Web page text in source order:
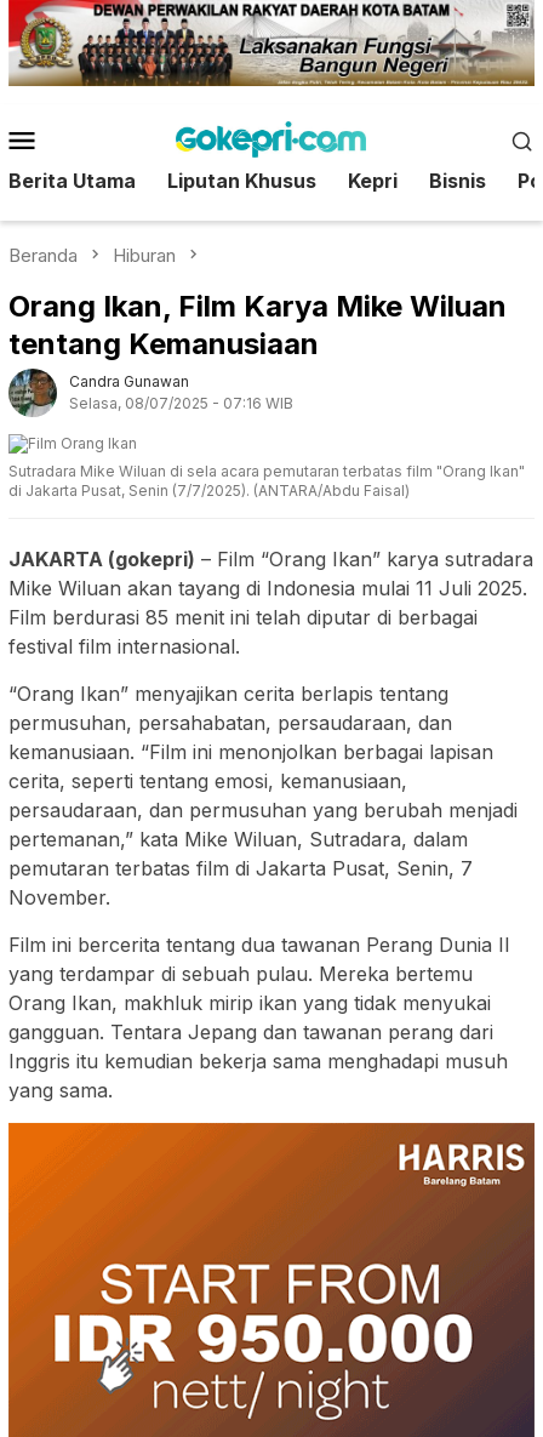
Loncat
ke
konten
Mobile
Berita Utama Liputan Khusus Kepri Bisnis
Beranda Hiburan
Orang Ikan, Film Karya Mike Wiluan
tentang Kemanusiaan
Candra Gunawan
Selasa, 08/07/2025 - 07:16 WIB
Sutradara Mike Wiluan di sela acara pemutaran terbatas film "Orang Ikan"
di Jakarta Pusat, Senin (7/7/2025). (ANTARA/Abdu Faisal)
JAKARTA (gokepri) – Film “Orang Ikan” karya sutradara
Mike Wiluan akan tayang di Indonesia mulai 11 Juli 2025.
Film berdurasi 85 menit ini telah diputar di berbagai
festival film internasional.
“Orang Ikan” menyajikan cerita berlapis tentang
permusuhan, persahabatan, persaudaraan, dan
kemanusiaan. “Film ini menonjolkan berbagai lapisan
cerita, seperti tentang emosi, kemanusiaan,
persaudaraan, dan permusuhan yang berubah menjadi
pertemanan,” kata Mike Wiluan, Sutradara, dalam
pemutaran terbatas film di Jakarta Pusat, Senin, 7
November.
Film ini bercerita tentang dua tawanan Perang Dunia II
yang terdampar di sebuah pulau. Mereka bertemu
Orang Ikan, makhluk mirip ikan yang tidak menyukai
gangguan. Tentara Jepang dan tawanan perang dari
Inggris itu kemudian bekerja sama menghadapi musuh
yang sama.